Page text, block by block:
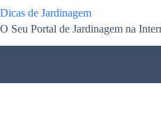
para
o
Dicas de Jardinagem
O Seu Portal de Jardinagem na